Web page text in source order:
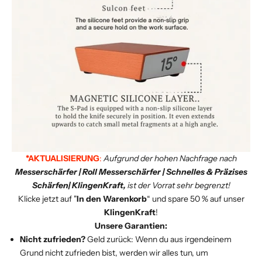
*AKTUALISIERUNG: Aufgrund der hohen Nachfrage nach
Messerschärfer | Roll Messerschärfer | Schnelles & Präzises
Schärfen| KlingenKraft, ist der Vorrat sehr begrenzt!
Klicke jetzt auf "In den Warenkorb“ und spare 50 % auf unser
KlingenKraft!
Unsere Garantien:
Nicht zufrieden?Geld zurück: Wenn du aus irgendeinem
Grund nicht zufrieden bist, werden wir alles tun, um